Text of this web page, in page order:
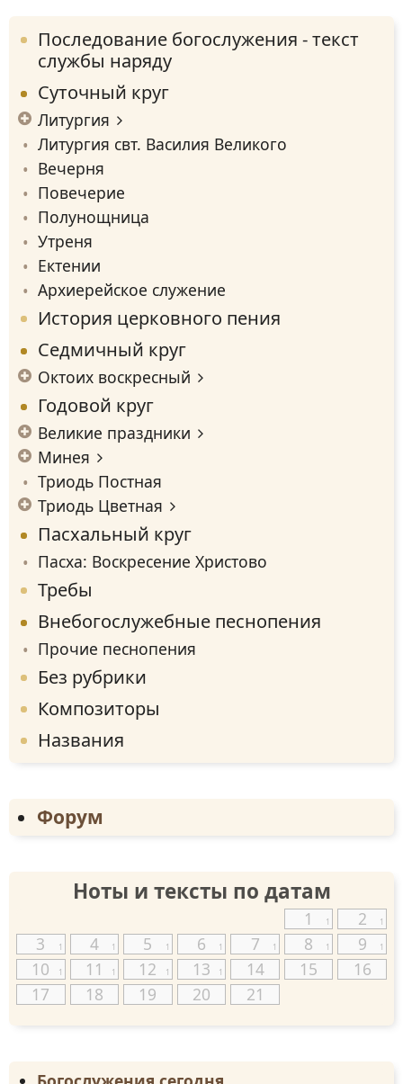
Последование богослужения - текст
службы наряду
Суточный круг
Литургия
Литургия свт. Василия Великого
Вечерня
Повечерие
Полунощница
Утреня
Ектении
Архиерейское служение
История церковного пения
Седмичный круг
Октоих воскресный
Годовой круг
Великие праздники
Минея
Триодь Постная
Триодь Цветная
Пасхальный круг
Пасха: Воскресение Христово
Требы
Внебогослужебные песнопения
Прочие песнопения
Без рубрики
Композиторы
Названия
Форум
Ноты и тексты по датам
1 1 2 1
3 1 4 1 5 1 6 1 7 1 8 1 9 1
10 1 11 1 12 1 13 1 14 15
16
17
18 19 20 21